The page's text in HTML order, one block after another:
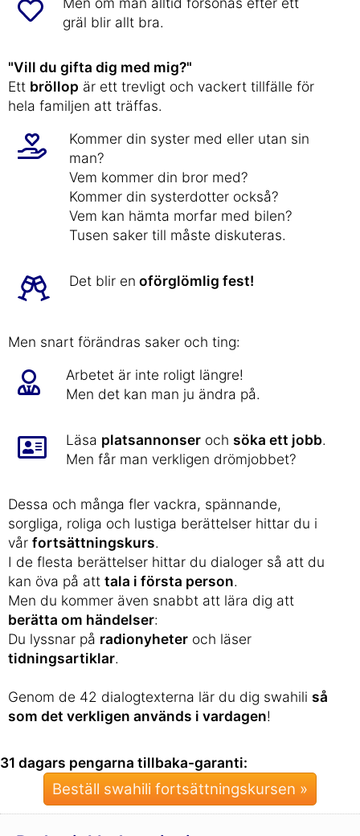
gräl blir allt bra.
"Vill du gifta dig med mig?"
Ett bröllop är ett trevligt och vackert tillfälle för
hela familjen att träffas.
Kommer din syster med eller utan sin
man?
Vem kommer din bror med?
Kommer din systerdotter också?
Vem kan hämta morfar med bilen?
Tusen saker till måste diskuteras.
Det blir en oförglömlig fest!
Men snart förändras saker och ting:
Arbetet är inte roligt längre!
Men det kan man ju ändra på.
Läsa platsannonser och söka ett jobb.
Men får man verkligen drömjobbet?
Dessa och många fler vackra, spännande,
sorgliga, roliga och lustiga berättelser hittar du i
vår fortsättningskurs.
I de flesta berättelser hittar du dialoger så att du
kan öva på att tala i första person.
Men du kommer även snabbt att lära dig att
berätta om händelser:
Du lyssnar på radionyheter och läser
tidningsartiklar.
Genom de 42 dialogtexterna lär du dig swahili så
som det verkligen används i vardagen!
31 dagars pengarna tillbaka-garanti:
Beställ swahili fortsättningskursen »